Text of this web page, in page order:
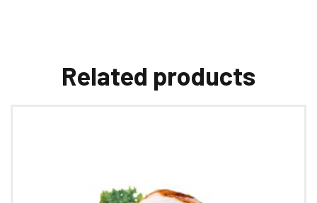
Related products